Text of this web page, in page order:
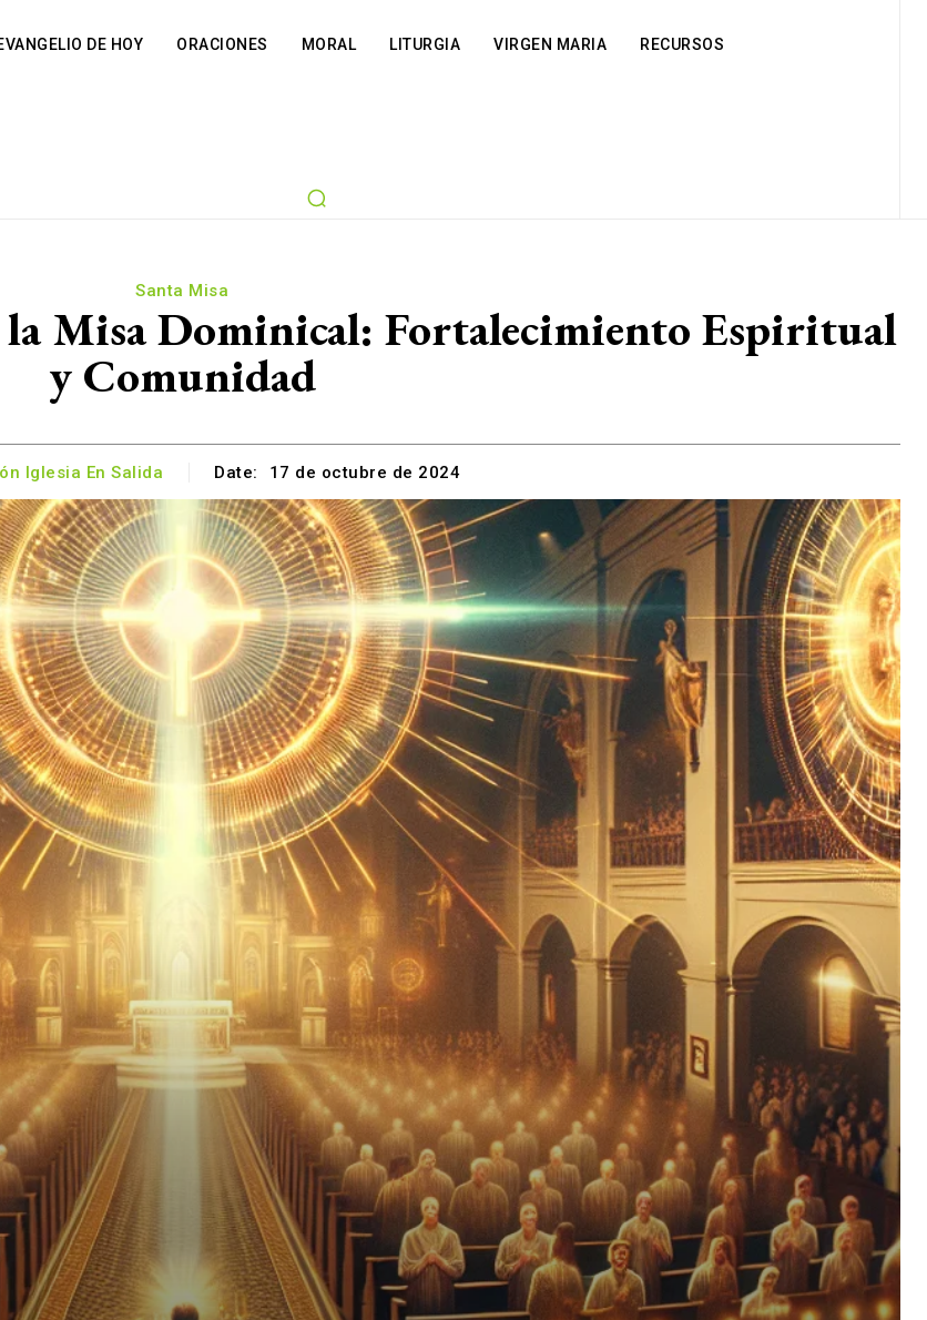
DE HOY ORACIONES MORAL LITURGIA VIRGEN MARIA RECURSOS
Santa Misa
Misa Dominical: Fortalecimiento Espiritual
y Comunidad
Iglesia En Salida Date: 17 de octubre de 2024